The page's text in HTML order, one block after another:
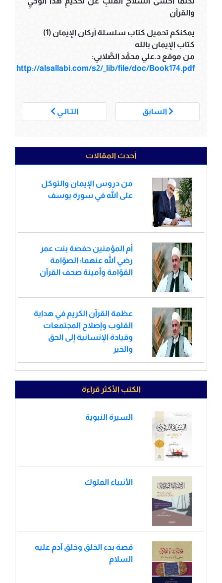
والقرآن
يمكنكم تحميل كتاب سلسلة أركان الإيمان (1)
كتاب الإيمان بالله
من موقع د.علي محمَّد الصَّلابي:
http://alsallabi.com/s2/_lib/file/doc/Book174.pdf
السابق التـالـي
أحدث المقالات
من دروس الإيمان والتوكل
على الله في سورة يوسف
أم المؤمنين حفصة بنت عمر
رضي الله عنهما؛ الصوّامة
القوّامة وأمينة صحف القرآن
عظمة القرآن الكريم في هداية
القلوب وإصلاح المجتمعات
وقيادة الإنسانية إلى الحق
والخير
الكتب الأكثر قراءة
السيرة النبوية
الأنبياء الملوك
قصة بدء الخلق وخلق آدم عليه
السلام